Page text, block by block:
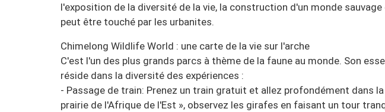
l'exposition de la diversité de la vie, la construction d'un monde sauvage
peut être touché par les urbanites.
Chimelong Wildlife World : une carte de la vie sur l'arche
C'est l'un des plus grands parcs à thème de la faune au monde. Son
réside dans la diversité des expériences :
- Passage de train: Prenez un train gratuit et allez profondément dans la
prairie de l'Afrique de l'Est », observez les girafes en faisant un tour